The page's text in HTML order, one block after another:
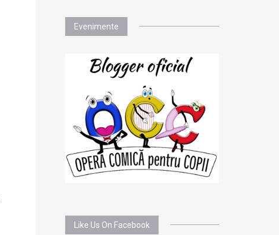
Evenimente
Like Us On Facebook